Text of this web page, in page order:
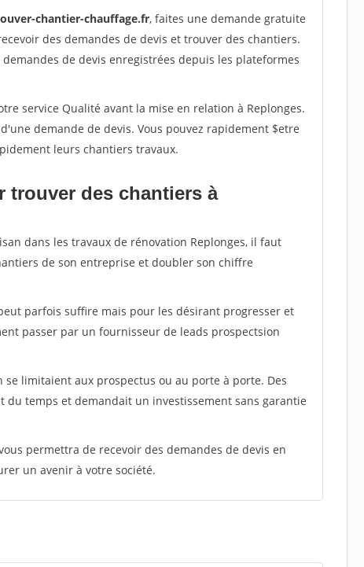
chantier-chauffage.fr, faites une demande gratuite
des demandes de devis et trouver des chantiers.
de devis enregistrées depuis les plateformes
service Qualité avant la mise en relation à Replonges.
demande de devis. Vous pouvez rapidement $etre
leurs chantiers travaux.
trouver des chantiers à
dans les travaux de rénovation Replonges, il faut
de son entreprise et doubler son chiffre
parfois suffire mais pour les désirant progresser et
passer par un fournisseur de leads prospectsion
limitaient aux prospectus ou au porte à porte. Des
temps et demandait un investissement sans garantie
permettra de recevoir des demandes de devis en
un avenir à votre société.